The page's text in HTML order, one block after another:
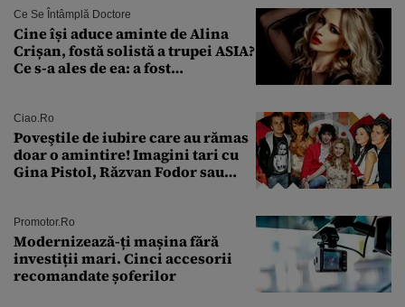
Ce Se Întâmplă Doctore
Cine își aduce aminte de Alina
Crișan, fostă solistă a trupei ASIA?
Ce s-a ales de ea: a fost
Ciao.ro
Poveştile de iubire care au rămas
doar o amintire! Imagini tari cu
Gina Pistol, Răzvan Fodor sau
Promotor.ro
Modernizează-ți mașina fără
investiții mari. Cinci accesorii
recomandate șoferilor